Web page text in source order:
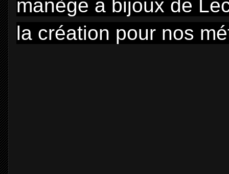
manège a bijoux de
la création pour nos